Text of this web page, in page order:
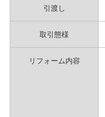
引渡し
取引態様
リフォーム内容